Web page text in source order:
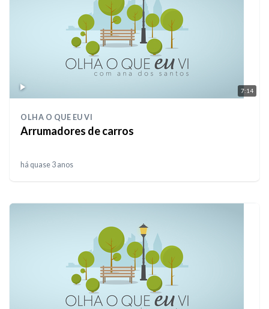
7:14
OLHA O QUE EU VI
Arrumadores de carros
há quase 3 anos